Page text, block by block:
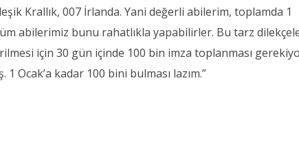
Krallık, 007 İrlanda. Yani değerli abilerim, toplamda 1
abilerimiz bunu rahatlıkla yapabilirler. Bu tarz
için 30 gün içinde 100 bin imza toplanması
1 Ocak’a kadar 100 bini bulması lazım.”